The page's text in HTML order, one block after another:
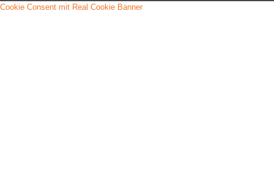
Cookie Consent mit Real Cookie Banner